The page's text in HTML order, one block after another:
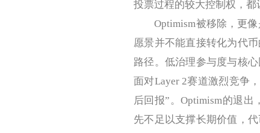
投票过程的较大控制权，都
Optimism被移除，更像
愿景并不能直接转化为代
路径。低治理参与度与核
面对Layer 2赛道激烈竞争
后回报”。Optimism的退
先不足以支撑长期价值，